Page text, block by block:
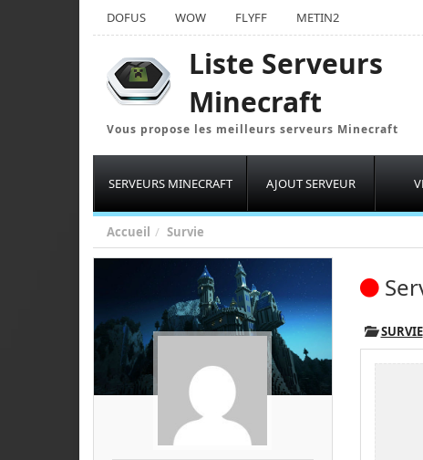
DOFUS WOW FLYFF METIN2
Liste Serveurs
Minecraft
Vous propose les meilleurs serveurs Minecraft
SERVEURS MINECRAFT AJOUT SERVEUR
Accueil Survie
SURVIE